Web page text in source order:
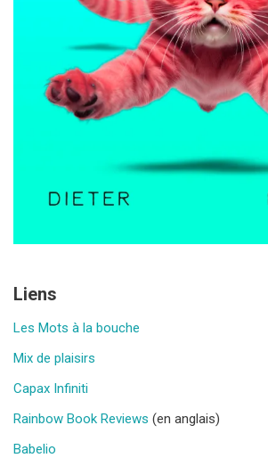
Liens
Les Mots à la bouche
Mix de plaisirs
Capax Infiniti
Rainbow Book Reviews (en anglais)
Babelio